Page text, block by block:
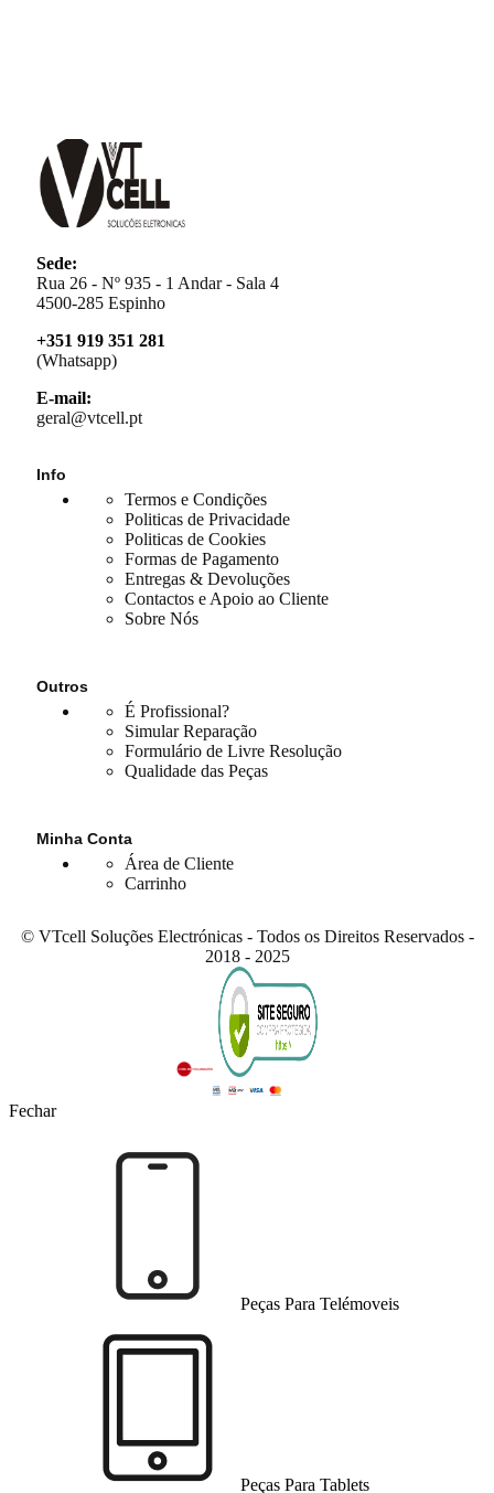
Sede:
Rua 26 - Nº 935 - 1 Andar - Sala 4
4500-285 Espinho
+351 919 351 281
(Whatsapp)
E-mail:
geral@vtcell.pt
Info
Termos e Condições
Politicas de Privacidade
Politicas de Cookies
Formas de Pagamento
Entregas & Devoluções
Contactos e Apoio ao Cliente
Sobre Nós
Outros
É Profissional?
Simular Reparação
Formulário de Livre Resolução
Qualidade das Peças
Minha Conta
Área de Cliente
Carrinho
© VTcell Soluções Electrónicas - Todos os Direitos Reservados -
2018 - 2025
Fechar
Peças Para Telémoveis
Peças Para Tablets